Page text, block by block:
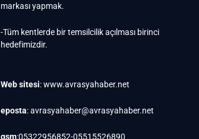
markası yapmak.
-Tüm kentlerde bir temsilcilik açılması birinci
hedefimizdir.
Web sitesi: www.avrasyahaber.net
eposta: avrasyahaber@avrasyahaber.net
gsm:05322956852-05515526890